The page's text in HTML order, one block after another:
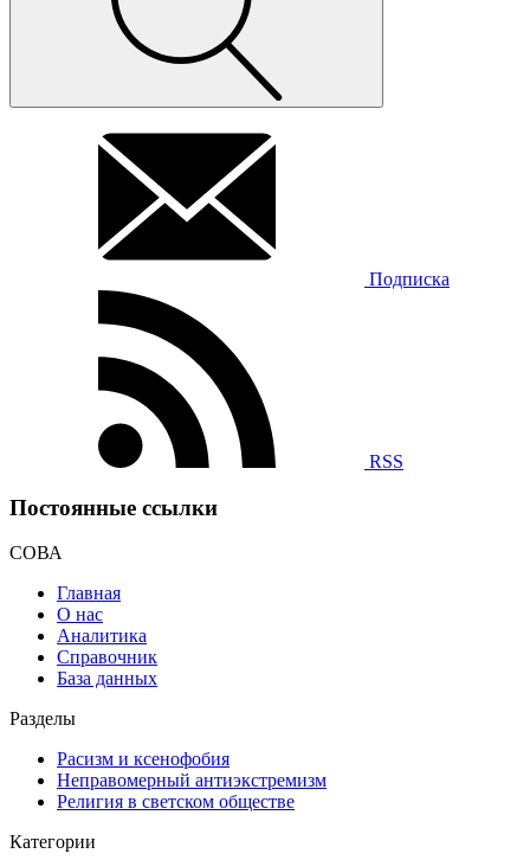
Подписка
RSS
Постоянные ссылки
СОВА
Главная
О нас
Аналитика
Справочник
База данных
Разделы
Расизм и ксенофобия
Неправомерный антиэкстремизм
Религия в светском обществе
Категории